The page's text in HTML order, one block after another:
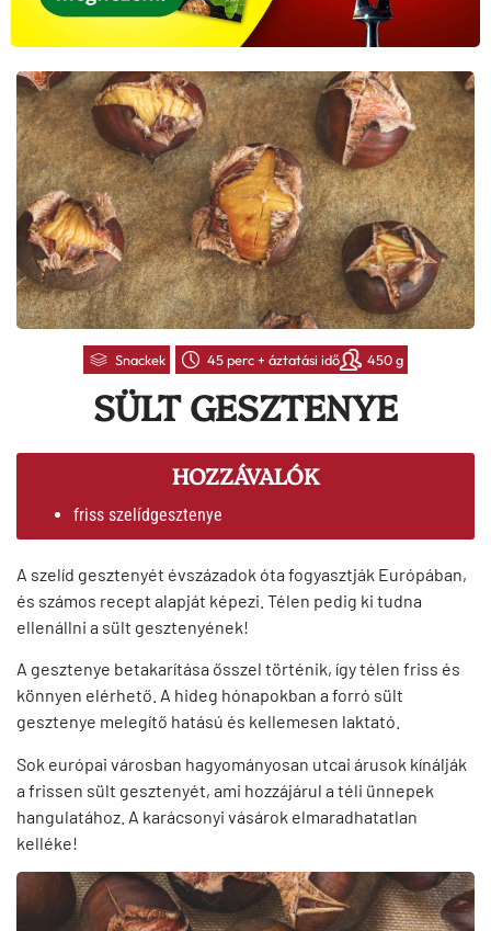
Snackek 45 perc + áztatási idő 450 g
SÜLT GESZTENYE
HOZZÁVALÓK
friss szelídgesztenye
A szelíd gesztenyét évszázadok óta fogyasztják Európában,
és számos recept alapját képezi. Télen pedig ki tudna
ellenállni a sült gesztenyének!
A gesztenye betakarítása ősszel történik, így télen friss és
könnyen elérhető. A hideg hónapokban a forró sült
gesztenye melegítő hatású és kellemesen laktató.
Sok európai városban hagyományosan utcai árusok kínálják
a frissen sült gesztenyét, ami hozzájárul a téli ünnepek
hangulatához. A karácsonyi vásárok elmaradhatatlan
kelléke!